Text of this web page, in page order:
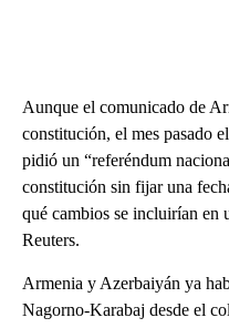
Aunque el comunicado de
constitución, el mes pasado
pidió un “referéndum
constitución sin fijar una
qué cambios se incluirían en
Reuters.
Armenia y Azerbaiyán ya
Nagorno-Karabaj desde el